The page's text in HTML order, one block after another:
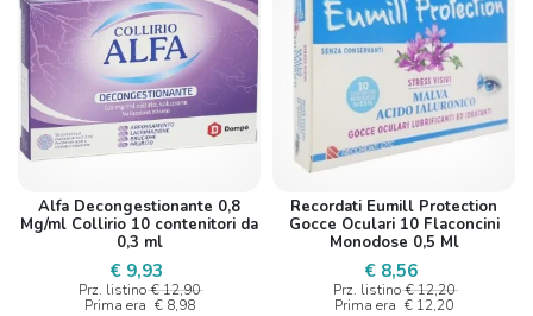
Alfa Decongestionante 0,8
Mg/ml Collirio 10 contenitori da
0,3 ml
€ 9,93
Prz. listino € 12,90
Prima era € 8,98
Recordati Eumill Protection
Gocce Oculari 10 Flaconcini
Monodose 0,5 Ml
€ 8,56
Prz. listino € 12,20
Prima era € 12,20